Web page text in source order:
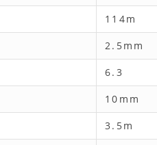
114m
2.5mm
6.3
10mm
3.5m